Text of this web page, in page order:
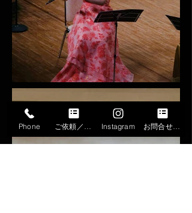
Phone Instagram お問合せフォーム